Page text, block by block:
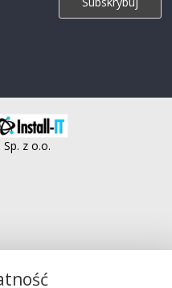
z o.o.